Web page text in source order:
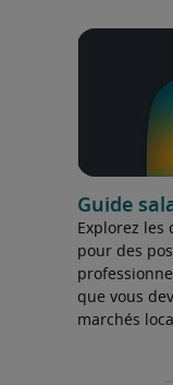
Guide
Explorez les
pour des
que vous
marchés